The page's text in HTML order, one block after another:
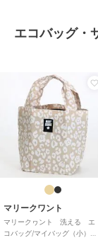
エコバッグ・
マリークワント
マリークヮント 洗える エ
コバッグ/マイバッグ（小）レ